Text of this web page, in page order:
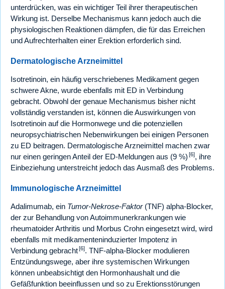
unterdrücken, was ein wichtiger Teil ihrer therapeutischen
Wirkung ist. Derselbe Mechanismus kann jedoch auch die
physiologischen Reaktionen dämpfen, die für das Erreichen
und Aufrechterhalten einer Erektion erforderlich sind.
Dermatologische Arzneimittel
Isotretinoin, ein häufig verschriebenes Medikament gegen
schwere Akne, wurde ebenfalls mit ED in Verbindung
gebracht. Obwohl der genaue Mechanismus bisher nicht
vollständig verstanden ist, können die Auswirkungen von
Isotretinoin auf die Hormonwege und die potenziellen
neuropsychiatrischen Nebenwirkungen bei einigen Personen
zu ED beitragen. Dermatologische Arzneimittel machen zwar
nur einen geringen Anteil der ED-Meldungen aus (9 %) [6], ihre
Einbeziehung unterstreicht jedoch das Ausmaß des Problems.
Immunologische Arzneimittel
Adalimumab, ein Tumor-Nekrose-Faktor(TNF) alpha-Blocker,
der zur Behandlung von Autoimmunerkrankungen wie
rheumatoider Arthritis und Morbus Crohn eingesetzt wird, wird
ebenfalls mit medikamenteninduzierter Impotenz in
Verbindung gebracht [6]. TNF-alpha-Blocker modulieren
Entzündungswege, aber ihre systemischen Wirkungen
können unbeabsichtigt den Hormonhaushalt und die
Gefäßfunktion beeinflussen und so zu Erektionsstörungen